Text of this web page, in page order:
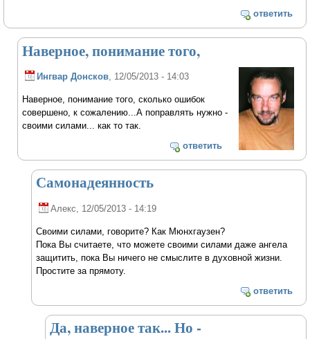
ответить
Наверное, понимание того,
Ингвар Донсков, 12/05/2013 - 14:03
Наверное, понимание того, сколько ошибок
совершено, к сожалению...А поправлять нужно -
своими силами... как то так.
ответить
Самонадеянность
Алекс, 12/05/2013 - 14:19
Своими силами, говорите? Как Мюнхгаузен?
Пока Вы считаете, что можете своими силами даже ангела
защитить, пока Вы ничего не смыслите в духовной жизни.
Простите за прямоту.
ответить
Да, наверное так... Но -